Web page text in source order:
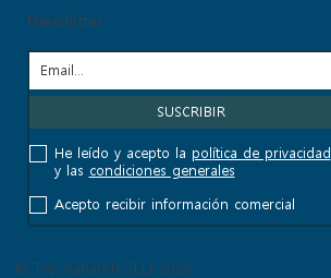
Newsletter
He leído y acepto la política de privacidad
y las condiciones generales
Acepto recibir información comercial
© Top Kanaren SLU 2026